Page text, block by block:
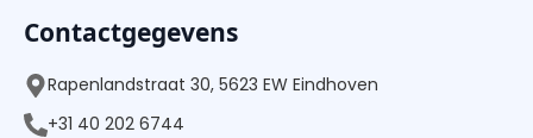
Contactgegevens
Rapenlandstraat 30, 5623 EW Eindhoven
+31 40 202 6744